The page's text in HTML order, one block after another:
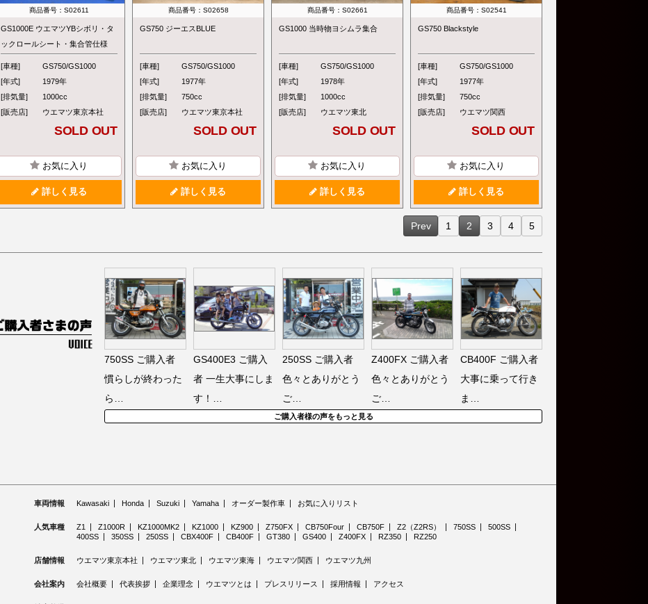
商品番号：S02611
GS1000E ウエマツYBシボリ・タ
ックロールシート・集合管仕様
[車種]
GS750/GS1000
[年式]
1979年
[排気量]
1000cc
[販売店]
ウエマツ東京本社
SOLD OUT
お気に入り
詳しく見る
商品番号：S02658
GS750 ジーエスBLUE
[車種]
GS750/GS1000
[年式]
1977年
[排気量]
750cc
[販売店]
ウエマツ東京本社
SOLD OUT
お気に入り
詳しく見る
商品番号：S02661
GS1000 当時物ヨシムラ集合
[車種]
GS750/GS1000
[年式]
1978年
[排気量]
1000cc
[販売店]
ウエマツ東北
SOLD OUT
お気に入り
詳しく見る
商品番号：S02541
GS750 Blackstyle
[車種]
GS750/GS1000
[年式]
1977年
[排気量]
750cc
[販売店]
ウエマツ関西
SOLD OUT
お気に入り
詳しく見る
Prev 1 2 3 4 5
750SS ご購入者
慣らしが終わった
ら…
GS400E3 ご購入
者 一生大事にしま
す！…
250SS ご購入者
色々とありがとう
ご…
Z400FX ご購入者
色々とありがとう
ご…
CB400F ご購入者
大事に乗って行き
ま…
ご購入者様の声をもっと見る
車両情報 Kawasaki Honda Suzuki Yamaha オーダー製作車 お気に入りリスト
人気車種 Z1 Z1000R KZ1000MK2 KZ1000 KZ900 Z750FX CB750Four CB750F Z2（Z2RS） 750SS
500SS
400SS
350SS 250SS CBX400F CB400F GT380 GS400 Z400FX RZ350 RZ250
店舗情報 ウエマツ東京本社 ウエマツ東北 ウエマツ東海 ウエマツ関西 ウエマツ九州
会社案内 会社概要 代表挨拶 企業理念 ウエマツとは プレスリリース 採用情報 アクセス